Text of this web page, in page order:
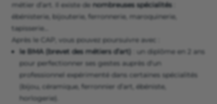
métier d’art. Il existe de nombreuses spécialités
ébénisterie, bijouterie, ferronnerie, maroquinerie,
tapisserie…
Après le CAP, vous pouvez poursuivre avec :
le BMA (brevet des métiers d’art)
: un diplôme en 2 ans
pour perfectionner ses gestes auprès d'un
professionnel expérimenté dans certaines spécialités
(bijou, céramique, ferronnier d’art, ébéniste,
horlogerie).